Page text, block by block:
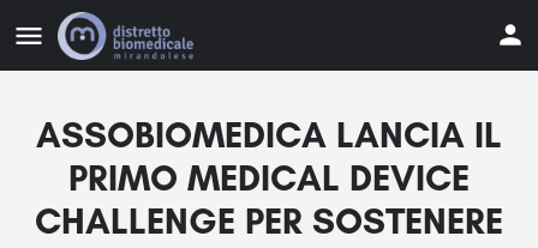
ASSOBIOMEDICA LANCIA IL
PRIMO MEDICAL DEVICE
CHALLENGE PER SOSTENERE